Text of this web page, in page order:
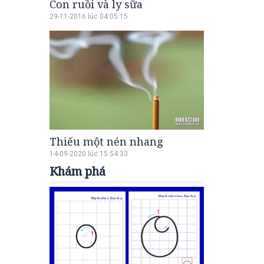
Con ruồi và ly sữa
29-11-2016 lúc 04:05:15
Thiếu một nén nhang
14-09-2020 lúc 15:54:33
Khám phá